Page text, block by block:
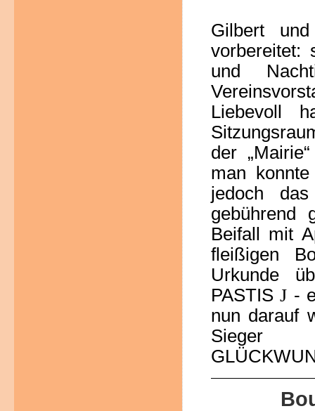
Gilbert
vorbereitet:
und
Liebevoll
der
man
jedoch
gebührend
Beifall mit
fleißigen
Urkunde
PASTIS J -
nun darauf
Sieger